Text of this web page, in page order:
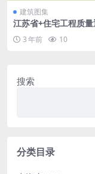
建筑图集
江苏省+住宅工程质
3 年前 10
搜索
分类目录